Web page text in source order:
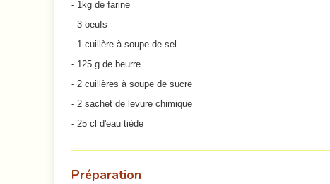
- 1kg de farine
- 3 oeufs
- 1 cuillère à soupe de sel
- 125 g de beurre
- 2 cuillères à soupe de sucre
- 2 sachet de levure chimique
- 25 cl d'eau tiède
Préparation